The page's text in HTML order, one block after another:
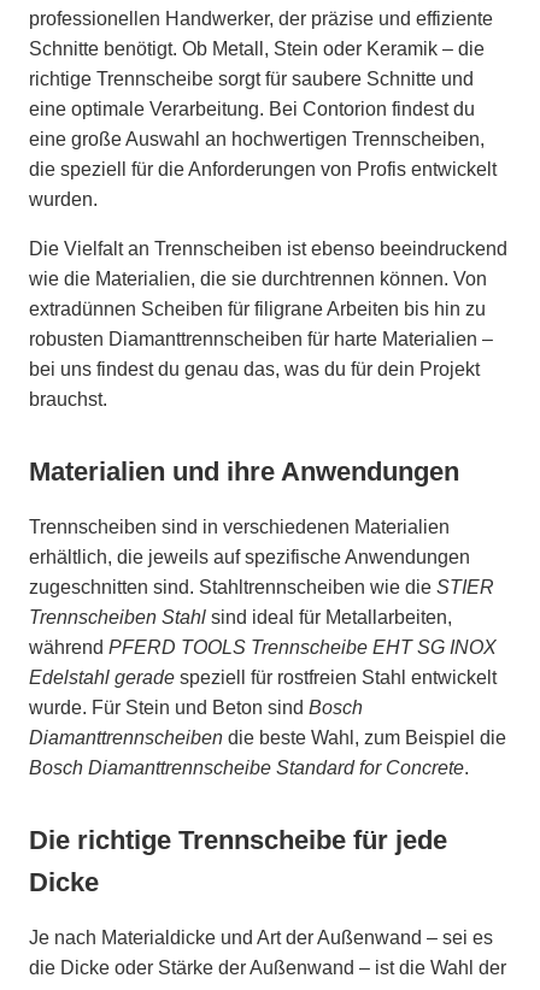
professionellen Handwerker, der präzise und effiziente
Schnitte benötigt. Ob Metall, Stein oder Keramik – die
richtige Trennscheibe sorgt für saubere Schnitte und
eine optimale Verarbeitung. Bei Contorion findest du
eine große Auswahl an hochwertigen Trennscheiben,
die speziell für die Anforderungen von Profis entwickelt
wurden.
Die Vielfalt an Trennscheiben ist ebenso beeindruckend
wie die Materialien, die sie durchtrennen können. Von
extradünnen Scheiben für filigrane Arbeiten bis hin zu
robusten Diamanttrennscheiben für harte Materialien –
bei uns findest du genau das, was du für dein Projekt
brauchst.
Materialien und ihre Anwendungen
Trennscheiben sind in verschiedenen Materialien
erhältlich, die jeweils auf spezifische Anwendungen
zugeschnitten sind. Stahltrennscheiben wie die STIER
Trennscheiben Stahl sind ideal für Metallarbeiten,
während PFERD TOOLS Trennscheibe EHT SG INOX
Edelstahl gerade speziell für rostfreien Stahl entwickelt
wurde. Für Stein und Beton sind Bosch
Diamanttrennscheiben die beste Wahl, zum Beispiel die
Bosch Diamanttrennscheibe Standard for Concrete.
Die richtige Trennscheibe für jede
Dicke
Je nach Materialdicke und Art der Außenwand – sei es
die Dicke oder Stärke der Außenwand – ist die Wahl der